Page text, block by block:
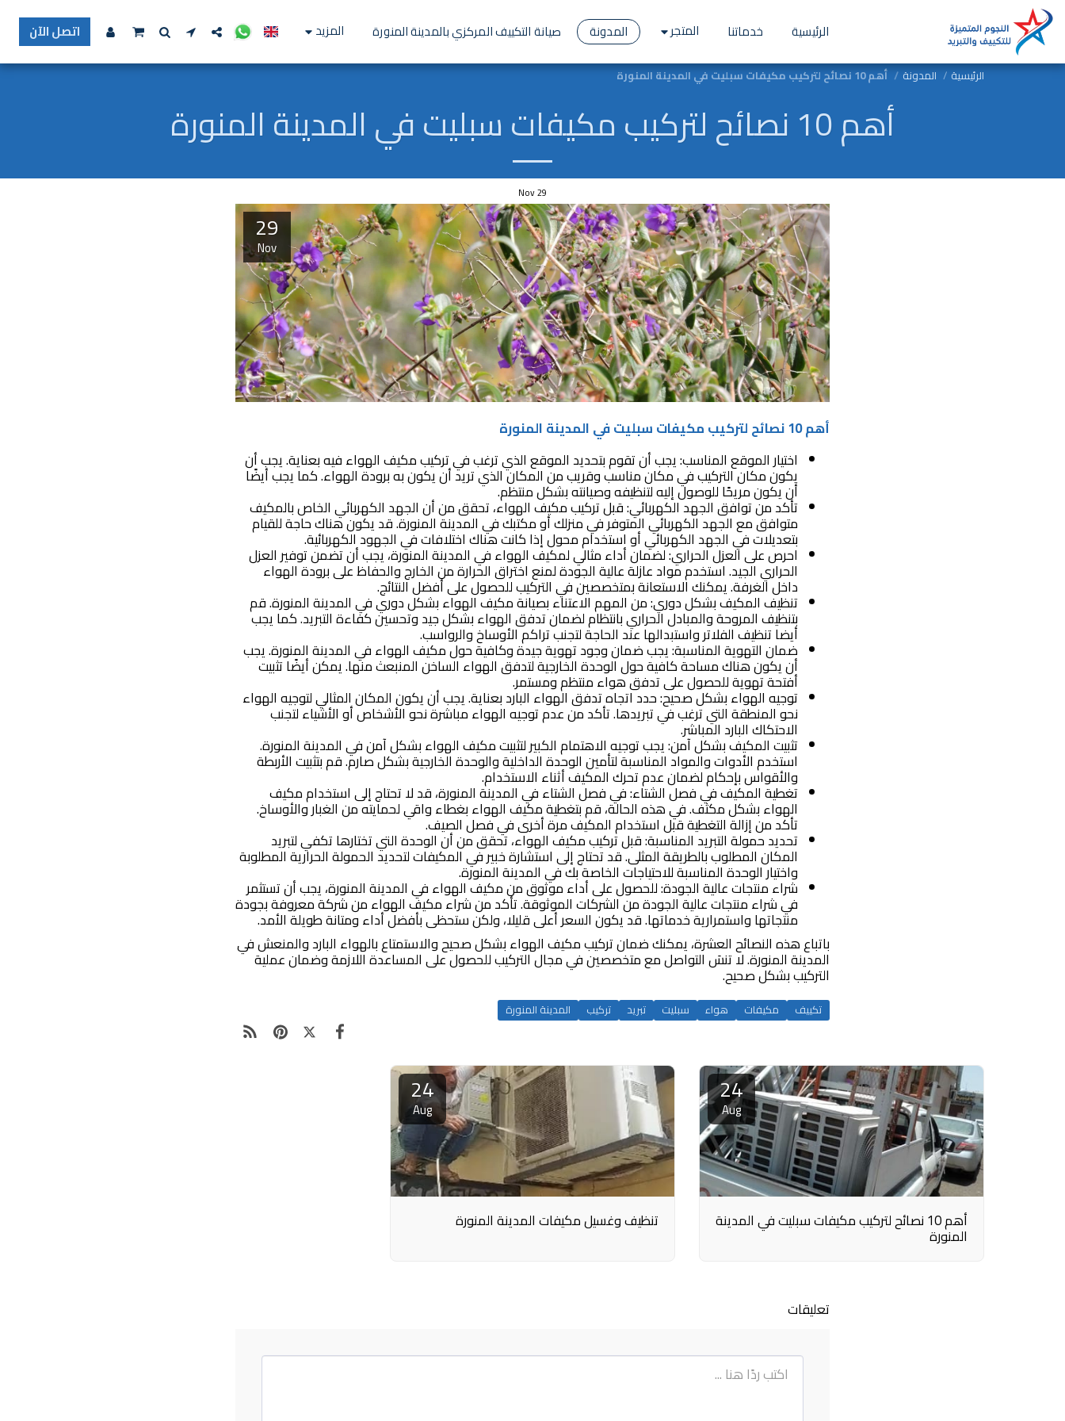
الرئيسية خدماتنا المتجر المدونة صيانة التكييف المركزي بالمدينة المنورة المزيد اتصل الآن
الرئيسية المدونة أهم 10 نصائح لتركيب مكيفات سبليت في المدينة المنورة
أهم 10 نصائح لتركيب مكيفات سبليت في المدينة المنورة
29
Nov
29
Nov
أهم 10 نصائح لتركيب مكيفات سبليت في المدينة المنورة
اختيار الموقع المناسب: يجب أن تقوم بتحديد الموقع الذي ترغب في تركيب مكيف الهواء فيه بعناية. يجب أن
يكون مكان التركيب في مكان مناسب وقريب من المكان الذي تريد أن يكون به برودة الهواء. كما يجب أيضًا
أن يكون مريحًا للوصول إليه لتنظيفه وصيانته بشكل منتظم.
تأكد من توافق الجهد الكهربائي: قبل تركيب مكيف الهواء، تحقق من أن الجهد الكهربائي الخاص بالمكيف
متوافق مع الجهد الكهربائي المتوفر في منزلك أو مكتبك في المدينة المنورة. قد يكون هناك حاجة للقيام
بتعديلات في الجهد الكهربائي أو استخدام محول إذا كانت هناك اختلافات في الجهود الكهربائية.
احرص على العزل الحراري: لضمان أداء مثالي لمكيف الهواء في المدينة المنورة، يجب أن تضمن توفير العزل
الحراري الجيد. استخدم مواد عازلة عالية الجودة لمنع اختراق الحرارة من الخارج والحفاظ على برودة الهواء
داخل الغرفة. يمكنك الاستعانة بمتخصصين في التركيب للحصول على أفضل النتائج.
تنظيف المكيف بشكل دوري: من المهم الاعتناء بصيانة مكيف الهواء بشكل دوري في المدينة المنورة. قم
بتنظيف المروحة والمبادل الحراري بانتظام لضمان تدفق الهواء بشكل جيد وتحسين كفاءة التبريد. كما يجب
أيضا تنظيف الفلاتر واستبدالها عند الحاجة لتجنب تراكم الأوساخ والرواسب.
ضمان التهوية المناسبة: يجب ضمان وجود تهوية جيدة وكافية حول مكيف الهواء في المدينة المنورة. يجب
أن يكون هناك مساحة كافية حول الوحدة الخارجية لتدفق الهواء الساخن المنبعث منها. يمكن أيضًا تثبيت
أفتحة تهوية للحصول على تدفق هواء منتظم ومستمر.
توجيه الهواء بشكل صحيح: حدد اتجاه تدفق الهواء البارد بعناية. يجب أن يكون المكان المثالي لتوجيه الهواء
نحو المنطقة التي ترغب في تبريدها. تأكد من عدم توجيه الهواء مباشرة نحو الأشخاص أو الأشياء لتجنب
الاحتكاك البارد المباشر.
تثبيت المكيف بشكل آمن: يجب توجيه الاهتمام الكبير لتثبيت مكيف الهواء بشكل آمن في المدينة المنورة.
استخدم الأدوات والمواد المناسبة لتأمين الوحدة الداخلية والوحدة الخارجية بشكل صارم. قم بتثبيت الأربطة
والأقواس بإحكام لضمان عدم تحرك المكيف أثناء الاستخدام.
تغطية المكيف في فصل الشتاء: في فصل الشتاء في المدينة المنورة، قد لا تحتاج إلى استخدام مكيف
الهواء بشكل مكثف. في هذه الحالة، قم بتغطية مكيف الهواء بغطاء واقي لحمايته من الغبار والأوساخ.
تأكد من إزالة التغطية قبل استخدام المكيف مرة أخرى في فصل الصيف.
تحديد حمولة التبريد المناسبة: قبل تركيب مكيف الهواء، تحقق من أن الوحدة التي تختارها تكفي لتبريد
المكان المطلوب بالطريقة المثلى. قد تحتاج إلى استشارة خبير في المكيفات لتحديد الحمولة الحرارية المطلوبة
واختيار الوحدة المناسبة للاحتياجات الخاصة بك في المدينة المنورة.
شراء منتجات عالية الجودة: للحصول على أداء موثوق من مكيف الهواء في المدينة المنورة، يجب أن تستثمر
في شراء منتجات عالية الجودة من الشركات الموثوقة. تأكد من شراء مكيف الهواء من شركة معروفة بجودة
منتجاتها واستمرارية خدماتها. قد يكون السعر أعلى قليلا، ولكن ستحظى بأفضل أداء ومتانة طويلة الأمد.
باتباع هذه النصائح العشرة، يمكنك ضمان تركيب مكيف الهواء بشكل صحيح والاستمتاع بالهواء البارد والمنعش في
المدينة المنورة. لا تنسَ التواصل مع متخصصين في مجال التركيب للحصول على المساعدة اللازمة وضمان عملية
التركيب بشكل صحيح.
تكييف مكيفات هواء سبليت تبريد تركيب المدينة المنورة
24
Aug
أهم 10 نصائح لتركيب مكيفات سبليت في المدينة
المنورة
24
Aug
تنظيف وغسيل مكيفات المدينة المنورة
تعليقات